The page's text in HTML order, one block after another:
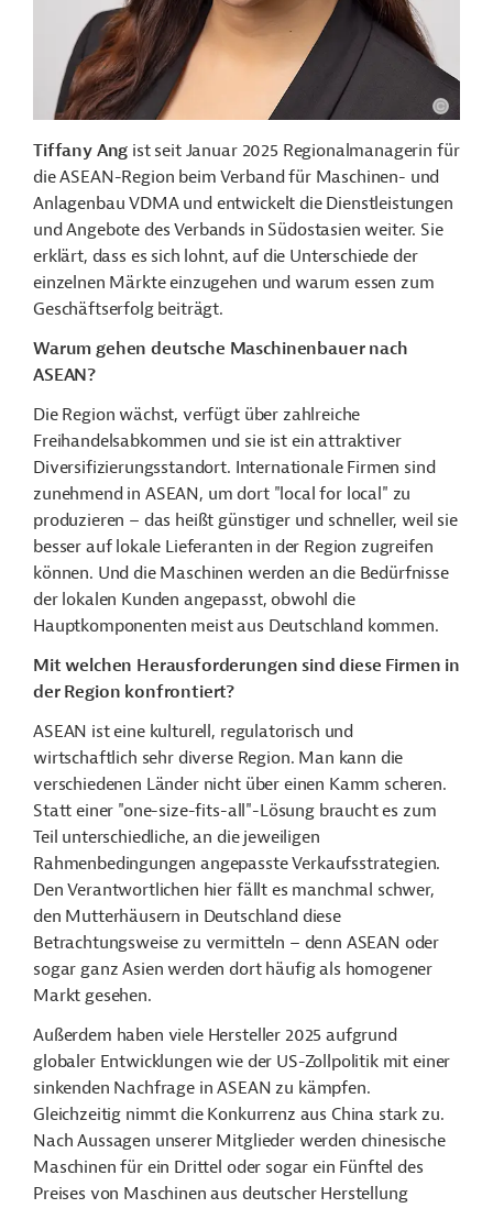
Tiffany Ang ist seit Januar 2025 Regionalmanagerin für
die ASEAN-Region beim Verband für Maschinen- und
Anlagenbau VDMA und entwickelt die Dienstleistungen
und Angebote des Verbands in Südostasien weiter. Sie
erklärt, dass es sich lohnt, auf die Unterschiede der
einzelnen Märkte einzugehen und warum essen zum
Geschäftserfolg beiträgt.
Warum gehen deutsche Maschinenbauer nach
ASEAN?
Die Region wächst, verfügt über zahlreiche
Freihandelsabkommen und sie ist ein attraktiver
Diversifizierungsstandort. Internationale Firmen sind
zunehmend in ASEAN, um dort "local for local" zu
produzieren – das heißt günstiger und schneller, weil sie
besser auf lokale Lieferanten in der Region zugreifen
können. Und die Maschinen werden an die Bedürfnisse
der lokalen Kunden angepasst, obwohl die
Hauptkomponenten meist aus Deutschland kommen.
Mit welchen Herausforderungen sind diese Firmen in
der Region konfrontiert?
ASEAN ist eine kulturell, regulatorisch und
wirtschaftlich sehr diverse Region. Man kann die
verschiedenen Länder nicht über einen Kamm scheren.
Statt einer "one-size-fits-all"-Lösung braucht es zum
Teil unterschiedliche, an die jeweiligen
Rahmenbedingungen angepasste Verkaufsstrategien.
Den Verantwortlichen hier fällt es manchmal schwer,
den Mutterhäusern in Deutschland diese
Betrachtungsweise zu vermitteln – denn ASEAN oder
sogar ganz Asien werden dort häufig als homogener
Markt gesehen.
Außerdem haben viele Hersteller 2025 aufgrund
globaler Entwicklungen wie der US-Zollpolitik mit einer
sinkenden Nachfrage in ASEAN zu kämpfen.
Gleichzeitig nimmt die Konkurrenz aus China stark zu.
Nach Aussagen unserer Mitglieder werden chinesische
Maschinen für ein Drittel oder sogar ein Fünftel des
Preises von Maschinen aus deutscher Herstellung